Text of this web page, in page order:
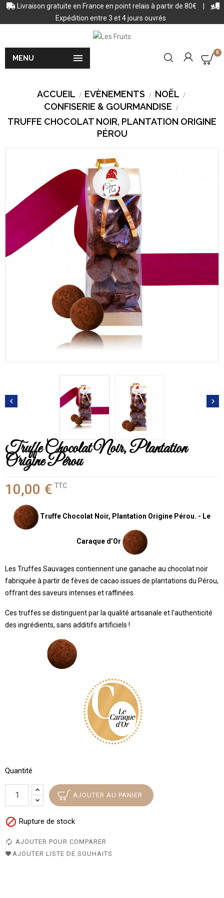
Livraison gratuite en France en point relais à partir de 80€
Expédition entre 3 et 4 jours ouvrés

MENU
0
ACCUEIL EVÈNEMENTS
NOËL
CONFISERIE & GOURMANDISE
TRUFFE CHOCOLAT NOIR, PLANTATION ORIGINE
PÉROU
 
Truffe Chocolat Noir, Plantation
Origine Pérou
10,00 € TTC
Truffe Chocolat Noir, Plantation Origine Pérou. - Le
Caraque d’Or
Les Truffes Sauvages contiennent une ganache au chocolat noir
fabriquée à partir de fèves de cacao issues de plantations du Pérou,
offrant des saveurs intenses et raffinées.
Ces truffes se distinguent par la qualité artisanale et l'authenticité
des ingrédients, sans additifs artificiels !
Quantité
AJOUTER AU PANIER
 Rupture de stock
AJOUTER POUR COMPARER
AJOUTER LISTE DE SOUHAITS